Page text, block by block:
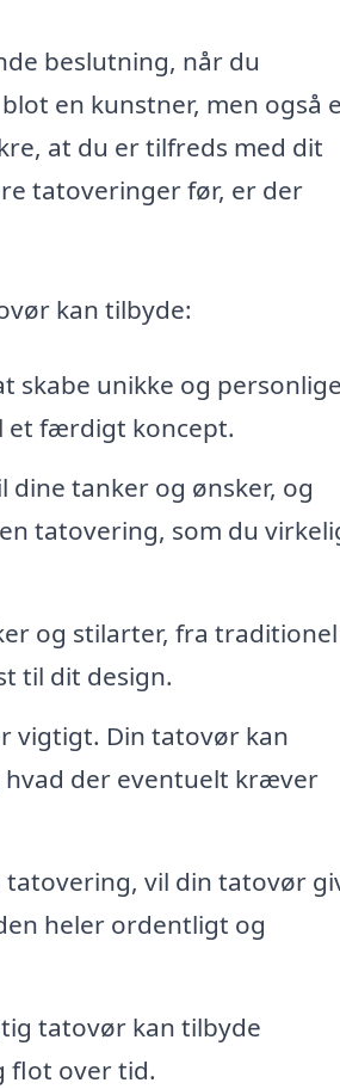
beslutning, når du
en kunstner, men også
at du er tilfreds med dit
tatoveringer før, er der
kan tilbyde:
skabe unikke og personlige
et færdigt koncept.
tanker og ønsker, og
tatovering, som du
og stilarter, fra
til dit design.
vigtigt. Din tatovør kan
hvad der eventuelt kræver
vil din tatovør
heler ordentligt og
tatovør kan tilbyde
flot over tid.